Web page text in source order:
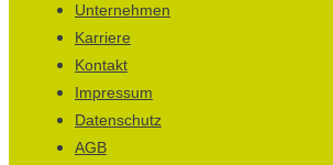
Unternehmen
Karriere
Kontakt
Impressum
Datenschutz
AGB